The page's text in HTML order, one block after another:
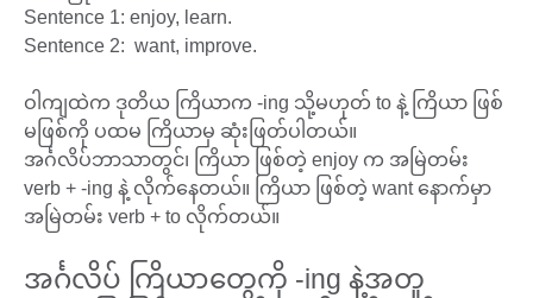
Sentence 1: enjoy, learn.
Sentence 2: want, improve.
ဝါကျထဲက ဒုတိယ ကြိယာက -ing သို့မဟုတ် to နဲ့ ကြိယာ ဖြစ်
မဖြစ်ကို ပထမ ကြိယာမှ ဆုံးဖြတ်ပါတယ်။
အင်္ဂလိပ်ဘာသာတွင်၊ ကြိယာ ဖြစ်တဲ့ enjoy က အမြဲတမ်း
verb + -ing နဲ့ လိုက်နေတယ်။ ကြိယာ ဖြစ်တဲ့ want နောက်မှာ
အမြဲတမ်း verb + to လိုက်တယ်။
အင်္ဂလိပ် ကြိယာတွေကို -ing နဲ့အတူ